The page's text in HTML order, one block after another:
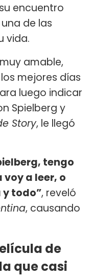
encuentro
de las
vida.
amable,
mejores días
luego indicar
Spielberg y
Story, le llegó
tengo
a leer, o
todo”, reveló
, causando
de
que casi